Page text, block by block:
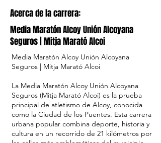
Acerca de la carrera:
Media Maratón Alcoy Unión Alcoyana
Seguros | Mitja Marató Alcoi
Media Maratón Alcoy Unión Alcoyana
Seguros | Mitja Marató Alcoi
La Media Maratón Alcoy Unión Alcoyana
Seguros (Mitja Marató Alcoi) es la prueba
principal de atletismo de Alcoy, conocida
como la Ciudad de los Puentes. Esta carrera
urbana popular combina deporte, historia y
cultura en un recorrido de 21 kilómetros por